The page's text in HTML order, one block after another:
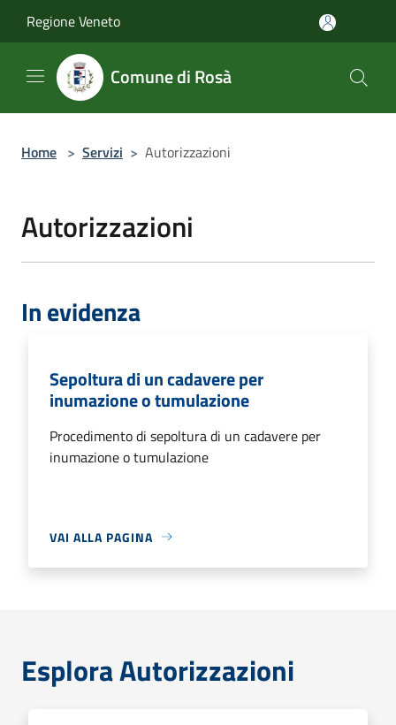
Regione Veneto
Comune di Rosà
Home > Servizi > Autorizzazioni
Autorizzazioni
In evidenza
Sepoltura di un cadavere per
inumazione o tumulazione
Procedimento di sepoltura di un cadavere per
inumazione o tumulazione
VAI ALLA PAGINA
Esplora Autorizzazioni